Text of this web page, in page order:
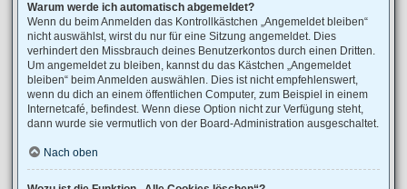
Warum werde ich automatisch abgemeldet?
Wenn du beim Anmelden das Kontrollkästchen „Angemeldet bleiben“
nicht auswählst, wirst du nur für eine Sitzung angemeldet. Dies
verhindert den Missbrauch deines Benutzerkontos durch einen Dritten.
Um angemeldet zu bleiben, kannst du das Kästchen „Angemeldet
bleiben“ beim Anmelden auswählen. Dies ist nicht empfehlenswert,
wenn du dich an einem öffentlichen Computer, zum Beispiel in einem
Internetcafé, befindest. Wenn diese Option nicht zur Verfügung steht,
dann wurde sie vermutlich von der Board-Administration ausgeschaltet.
Nach oben